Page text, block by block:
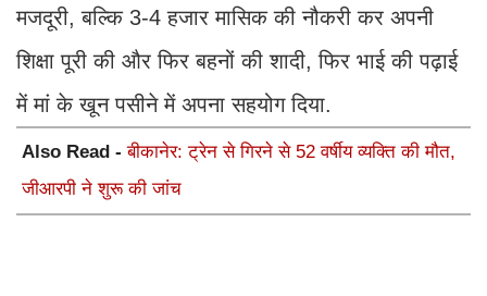
मजदूरी, बल्कि 3-4 हजार मासिक की नौकरी कर अपनी
शिक्षा पूरी की और फिर बहनों की शादी, फिर भाई की पढ़ाई
में मां के खून पसीने में अपना सहयोग दिया.
Also Read -बीकानेर: ट्रेन से गिरने से 52 वर्षीय व्यक्ति की मौत,
जीआरपी ने शुरू की जांच